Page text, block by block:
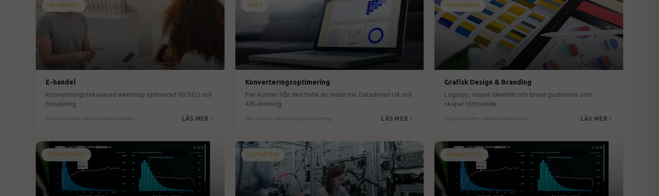
E-HANDEL
E-handel
Konverteringsfokuserad webshop optimerad för SEO och
försäljning.
Anpassas efter verksamhetens behov LÄS MER
CRO
Konverteringsoptimering
Fler kunder från den trafik du redan har. Datadriven UX och
A/B-testning.
Pris varierar beroende på omfattning LÄS MER
BRANDING
Grafisk Design & Branding
Logotyp, visuell identitet och brand guidelines som
skapar förtroende.
Anpassas efter verksamhetens mål LÄS MER
UNDERHÅLL STRATEGI ANALYTICS